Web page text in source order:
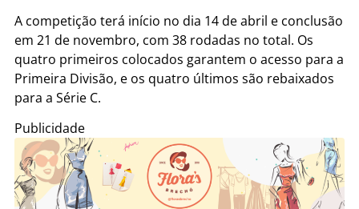
A competição terá início no dia 14 de abril e conclusão
em 21 de novembro, com 38 rodadas no total. Os
quatro primeiros colocados garantem o acesso para a
Primeira Divisão, e os quatro últimos são rebaixados
para a Série C.
Publicidade